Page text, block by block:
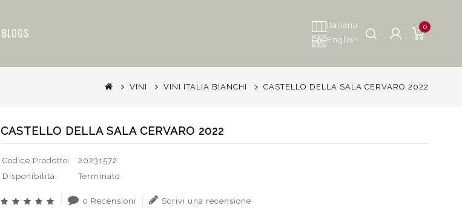
BLOGS
Italiano
English
0
VINI VINI ITALIA BIANCHI CASTELLO DELLA SALA CERVARO 2022
CASTELLO DELLA SALA CERVARO 2022
Codice Prodotto:
20231572
Disponibilità:
Terminato
0 Recensioni Scrivi una recensione